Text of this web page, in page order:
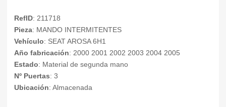
RefID: 211718
Pieza: MANDO INTERMITENTES
Vehículo: SEAT AROSA 6H1
Año fabricación: 2000 2001 2002 2003 2004 2005
Estado: Material de segunda mano
Nº Puertas: 3
Ubicación: Almacenada